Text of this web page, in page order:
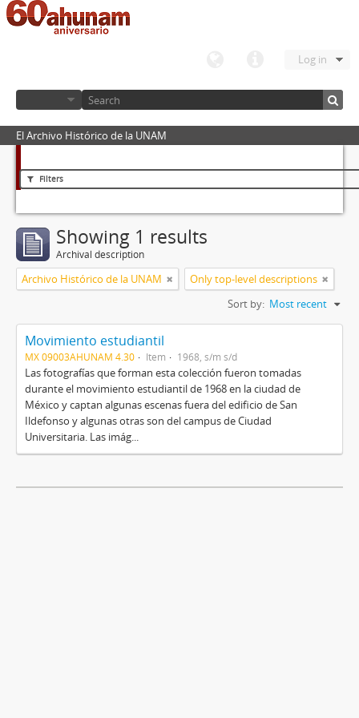
Log in
El Archivo Histórico de la UNAM
Filters
Showing 1 results
Archival description
Archivo Histórico de la UNAM
Only top-level descriptions
Sort by: Most recent
Movimiento estudiantil
MX 09003AHUNAM 4.30 Item 1968, s/m s/d
Las fotografías que forman esta colección fueron tomadas
durante el movimiento estudiantil de 1968 en la ciudad de
México y captan algunas escenas fuera del edificio de San
Ildefonso y algunas otras son del campus de Ciudad
Universitaria. Las imág...